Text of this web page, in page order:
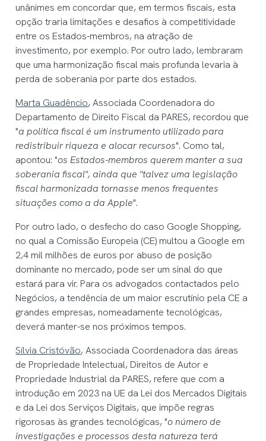
unânimes em concordar que, em termos fiscais, esta
opção traria limitações e desafios à competitividade
entre os Estados-membros, na atração de
investimento, por exemplo. Por outro lado, lembraram
que uma harmonização fiscal mais profunda levaria à
perda de soberania por parte dos estados.
Marta Guadêncio, Associada Coordenadora do
Departamento de Direito Fiscal da PARES, recordou que
"a política fiscal é um instrumento utilizado para
redistribuir riqueza e alocar recursos". Como tal,
apontou: "os Estados-membros querem manter a sua
soberania fiscal", ainda que "talvez uma legislação
fiscal harmonizada tornasse menos frequentes
situações como a da Apple".
Por outro lado, o desfecho do caso Google Shopping,
no qual a Comissão Europeia (CE) multou a Google em
2,4 mil milhões de euros por abuso de posição
dominante no mercado, pode ser um sinal do que
estará para vir. Para os advogados contactados pelo
Negócios, a tendência de um maior escrutínio pela CE a
grandes empresas, nomeadamente tecnológicas,
deverá manter-se nos próximos tempos.
Sílvia Cristóvão, Associada Coordenadora das áreas
de Propriedade Intelectual, Direitos de Autor e
Propriedade Industrial da PARES, refere que com a
introdução em 2023 na UE da Lei dos Mercados Digitais
e da Lei dos Serviços Digitais, que impõe regras
rigorosas às grandes tecnológicas, "o número de
investigações e processos desta natureza terá